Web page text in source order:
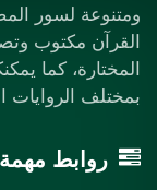
ومتنوعة لسور
القرآن مكتوب
المختارة، كما
بمختلف الروايات
روابط مهمة